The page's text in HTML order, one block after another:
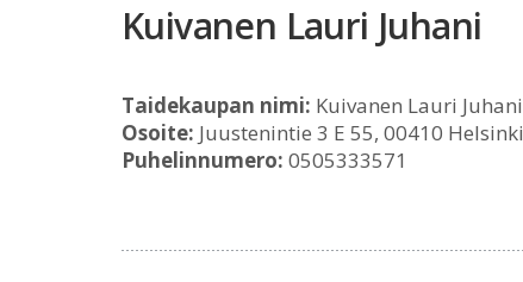
Kuivanen Lauri Juhani
Taidekaupan nimi: Kuivanen Lauri Juhani
Osoite: Juustenintie 3 E 55, 00410 Helsinki
Puhelinnumero: 0505333571